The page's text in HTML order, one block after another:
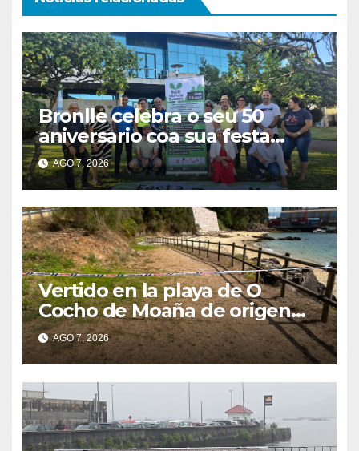
Bronlle celebra o seu 50
aniversario coa sua festa
popular o vindeiro sábado 15
de agosto
AGO 7, 2026
Vertido en la playa de O
Cocho de Moaña de origen
desconocido
AGO 7, 2026